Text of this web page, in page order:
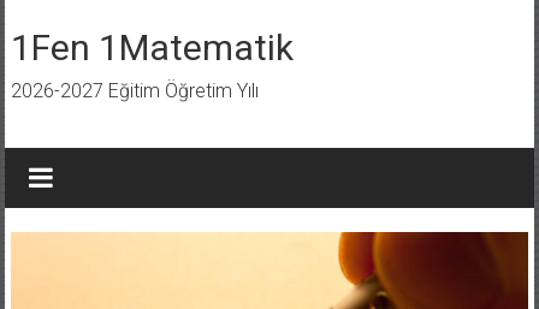
geç
1Fen 1Matematik
2026-2027 Eğitim Öğretim Yılı